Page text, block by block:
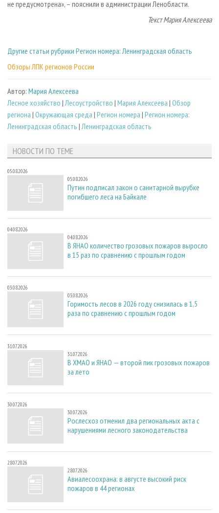
не предусмотрена», – пояснили в администрации Ленобласти.
Текст Мария Алексеева
Другие статьи рубрики Регион номера: Ленинградская область
Обзоры ЛПК регионов России
Автор: Мария Алексеева
Лесное хозяйство |Лесоустройство | Мария Алексеева | Обзор
региона | Окружающая среда | Регион номера | Регион номера:
Ленинградская область |Ленинградская область
НОВОСТИ ПО ТЕМЕ
05.08.2026
05.08.2026
Путин подписал закон о санитарной вырубке
погибшего леса на Байкале
04.08.2026
04.08.2026
В ЯНАО количество грозовых пожаров выросло
в 15 раз по сравнению с прошлым годом
03.08.2026
03.08.2026
Горимость лесов в 2026 году снизилась в 1,5
раза по сравнению с прошлым годом
31.07.2026
31.07.2026
В ХМАО и ЯНАО — второй пик грозовых пожаров
за лето
30.07.2026
30.07.2026
Рослесхоз отменил два региональных акта с
нарушениями лесного законодательства
28.07.2026
28.07.2026
Авиалесоохрана: в августе высокий риск
пожаров в 44 регионах